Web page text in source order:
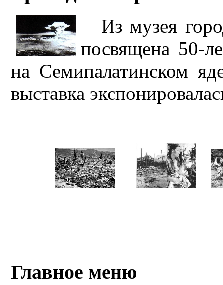
Из музея
посвящена 50-
на Семипалатинском
выставка
Главное меню